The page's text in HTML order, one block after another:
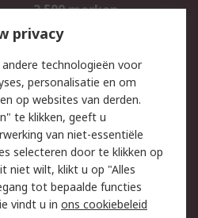
2.500 merken
Inkoopoplossingen
Email veiligheid
Websitevoorwaarden
privacy
technologieën voor
personalisatie en om
op websites van derden.
te klikken, geeft u
van niet-essentiële
selecteren door te klikken op
niet wilt, klikt u op "Alles
tot bepaalde functies
vindt u in ons cookiebeleid